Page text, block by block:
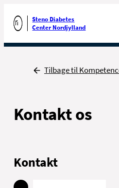
Gå til forsiden
Steno Diabetes
Center Nordjylland
Tilbage
Tilbage til
Kontakt os
Kontakt